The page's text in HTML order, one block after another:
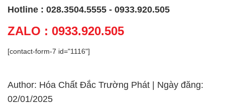
Hotline : 028.3504.5555 - 0933.920.505
ZALO : 0933.920.505
[contact-form-7 id="1116"]
Author: Hóa Chất Đắc Trường Phát | Ngày đăng:
02/01/2025